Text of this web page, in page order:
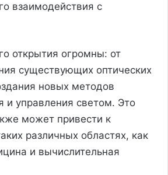
взаимодействия с
открытия огромны: от
существующих оптических
новых методов
и управления светом. Это
может привести к
различных областях, как
и вычислительная